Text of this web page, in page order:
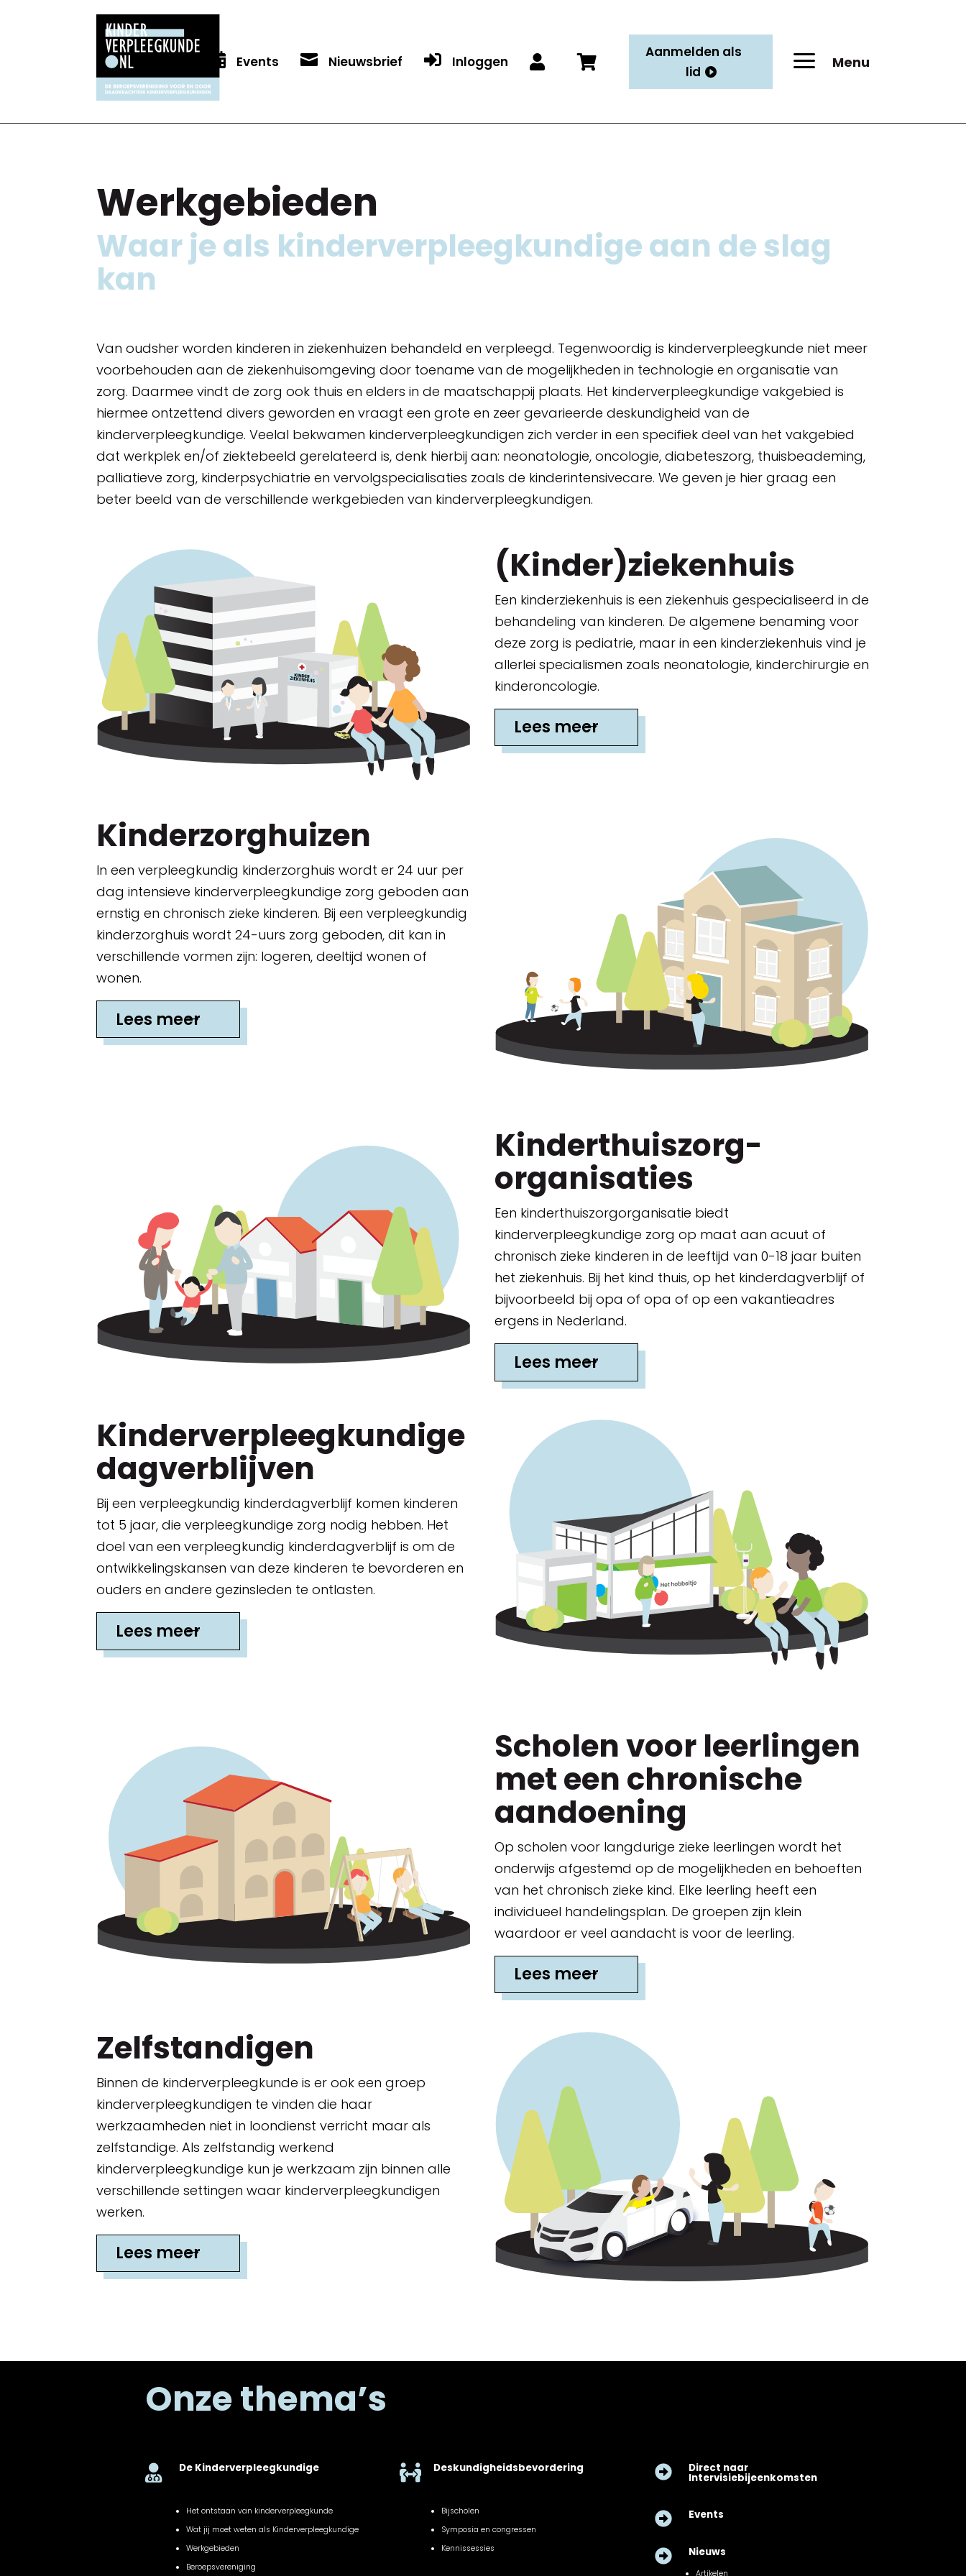
 Events  Nieuwsbrief  Inloggen  
Aanmelden als
lid
a Menu
Werkgebieden
Waar je als kinderverpleegkundige aan de slag
kan
Van oudsher worden kinderen in ziekenhuizen behandeld en verpleegd. Tegenwoordig is kinderverpleegkunde niet meer
voorbehouden aan de ziekenhuisomgeving door toename van de mogelijkheden in technologie en organisatie van
zorg. Daarmee vindt de zorg ook thuis en elders in de maatschappij plaats. Het kinderverpleegkundige vakgebied is
hiermee ontzettend divers geworden en vraagt een grote en zeer gevarieerde deskundigheid van de
kinderverpleegkundige. Veelal bekwamen kinderverpleegkundigen zich verder in een specifiek deel van het vakgebied
dat werkplek en/of ziektebeeld gerelateerd is, denk hierbij aan: neonatologie, oncologie, diabeteszorg, thuisbeademing,
palliatieve zorg, kinderpsychiatrie en vervolgspecialisaties zoals de kinderintensivecare. We geven je hier graag een
beter beeld van de verschillende werkgebieden van kinderverpleegkundigen.
(Kinder)ziekenhuis
Een kinderziekenhuis is een ziekenhuis gespecialiseerd in de
behandeling van kinderen. De algemene benaming voor
deze zorg is pediatrie, maar in een kinderziekenhuis vind je
allerlei specialismen zoals neonatologie, kinderchirurgie en
kinderoncologie.
Lees meer
Kinderzorghuizen
In een verpleegkundig kinderzorghuis wordt er 24 uur per
dag intensieve kinderverpleegkundige zorg geboden aan
ernstig en chronisch zieke kinderen. Bij een verpleegkundig
kinderzorghuis wordt 24-uurs zorg geboden, dit kan in
verschillende vormen zijn: logeren, deeltijd wonen of
wonen.
Lees meer
Kinderthuiszorg-
organisaties
Een kinderthuiszorgorganisatie biedt
kinderverpleegkundige zorg op maat aan acuut of
chronisch zieke kinderen in de leeftijd van 0-18 jaar buiten
het ziekenhuis. Bij het kind thuis, op het kinderdagverblijf of
bijvoorbeeld bij opa of opa of op een vakantieadres
ergens in Nederland.
Lees meer
Kinderverpleegkundige
dagverblijven
Bij een verpleegkundig kinderdagverblijf komen kinderen
tot 5 jaar, die verpleegkundige zorg nodig hebben. Het
doel van een verpleegkundig kinderdagverblijf is om de
ontwikkelingskansen van deze kinderen te bevorderen en
ouders en andere gezinsleden te ontlasten.
Lees meer
Scholen voor leerlingen
met een chronische
aandoening
Op scholen voor langdurige zieke leerlingen wordt het
onderwijs afgestemd op de mogelijkheden en behoeften
van het chronisch zieke kind. Elke leerling heeft een
individueel handelingsplan. De groepen zijn klein
waardoor er veel aandacht is voor de leerling.
Lees meer
Zelfstandigen
Binnen de kinderverpleegkunde is er ook een groep
kinderverpleegkundigen te vinden die haar
werkzaamheden niet in loondienst verricht maar als
zelfstandige. Als zelfstandig werkend
kinderverpleegkundige kun je werkzaam zijn binnen alle
verschillende settingen waar kinderverpleegkundigen
werken.
Lees meer
Onze thema’s
 De Kinderverpleegkundige
Het ontstaan van kinderverpleegkunde
Wat jij moet weten als Kinderverpleegkundige
Werkgebieden
Beroepsvereniging
 Deskundigheidsbevordering
Bijscholen
Symposia en congressen
Kennissessies
 Direct naar
Intervisiebijeenkomsten
 Events
 Nieuws
Artikelen